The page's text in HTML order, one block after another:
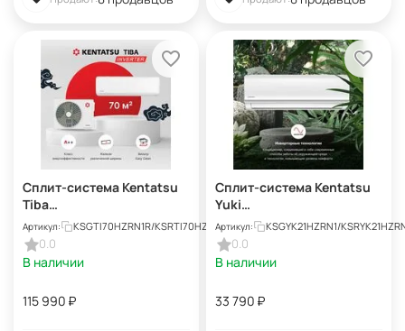
Сплит-система Kentatsu
Tiba
KSGTI70HZRN1R/KSRTI70H
ZRN1R
Артикул: KSGTI70HZRN1R/KSRTI70HZRN1R
0.0
В наличии
115 990 ₽
Сплит-система Kentatsu
Yuki
KSGYK21HZRN1/KSRYK21H
ZRN1
Артикул: KSGYK21HZRN1/
0.0
В наличии
33 790 ₽